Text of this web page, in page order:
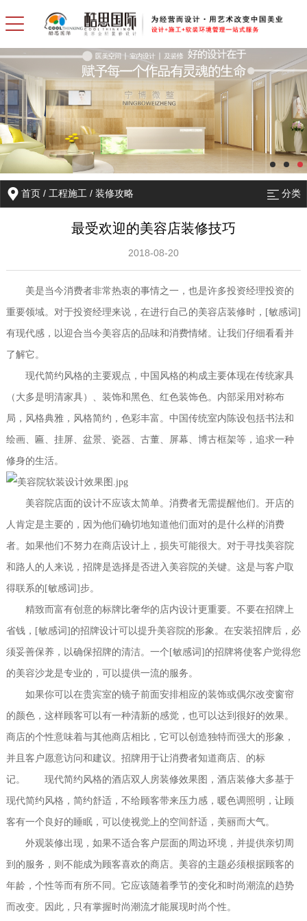
首页 /工程施工 /装修攻略 分类
最受欢迎的美容店装修技巧
2018-08-20
美是当今消费者非常热衷的事情之一，也是许多投资经理投资的
重要领域。对于投资经理来说，在进行自己的美容店装修时，[敏感词]
有现代感，以迎合当今美容店的品味和消费情绪。让我们仔细看看并
了解它。
现代简约风格的主要观点，中国风格的构成主要体现在传统家具
（大多是明清家具）、装饰和黑色、红色装饰色。内部采用对称布
局，风格典雅，风格简约，色彩丰富。中国传统室内陈设包括书法和
绘画、匾、挂屏、盆景、瓷器、古董、屏幕、博古框架等，追求一种
修身的生活。
美容院店面的设计不应该太简单。消费者无需提醒他们。开店的
人肯定是主要的，因为他们确切地知道他们面对的是什么样的消费
者。如果他们不努力在商店设计上，损失可能很大。对于寻找美容院
和路人的人来说，招牌是选择是否进入美容院的关键。这是与客户取
得联系的[敏感词]步。
精致而富有创意的标牌比奢华的店内设计更重要。不要在招牌上
省钱，[敏感词]的招牌设计可以提升美容院的形象。在安装招牌后，必
须妥善保养，以确保招牌的清洁。一个[敏感词]的招牌将使客户觉得您
的美容沙龙是专业的，可以提供一流的服务。
如果你可以在贵宾室的镜子前面安排相应的装饰或偶尔改变窗帘
的颜色，这样顾客可以有一种清新的感觉，也可以达到很好的效果。
商店的个性意味着与其他商店相比，它可以创造独特而强大的形象，
并且客户愿意访问和建议。招牌用于让消费者知道商店、的标
记。 现代简约风格的酒店双人房装修效果图，酒店装修大多基于
现代简约风格，简约舒适，不给顾客带来压力感，暖色调照明，让顾
客有一个良好的睡眠，可以使视觉上的空间舒适，美丽而大气。
外观装修出现，如果不适合客户层面的周边环境，并提供亲切周
到的服务，则不能成为顾客喜欢的商店。美容的主题必须根据顾客的
年龄，个性等而有所不同。它应该随着季节的变化和时尚潮流的趋势
而改变。因此，只有掌握时尚潮流才能展现时尚个性。